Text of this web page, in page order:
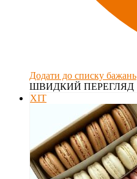
Додати до списку бажань
ШВИДКИЙ ПЕРЕГЛЯД
ХІТ